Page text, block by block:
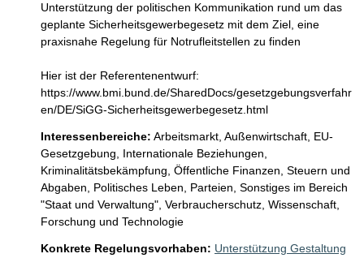
Unterstützung der politischen Kommunikation rund um das
geplante Sicherheitsgewerbegesetz mit dem Ziel, eine
praxisnahe Regelung für Notrufleitstellen zu finden
Hier ist der Referentenentwurf:
https://www.bmi.bund.de/SharedDocs/gesetzgebungsverfahr
en/DE/SiGG-Sicherheitsgewerbegesetz.html
Interessenbereiche: Arbeitsmarkt, Außenwirtschaft, EU-
Gesetzgebung, Internationale Beziehungen,
Kriminalitätsbekämpfung, Öffentliche Finanzen, Steuern und
Abgaben, Politisches Leben, Parteien, Sonstiges im Bereich
"Staat und Verwaltung", Verbraucherschutz, Wissenschaft,
Forschung und Technologie
Konkrete Regelungsvorhaben: Unterstützung Gestaltung